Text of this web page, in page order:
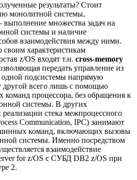
результаты? Стоит
монолитной системы,
выполнение множества задач на
системы и наличие
взаимодействия между ними.
характеристикам
z/OS входят т.н. cross-memory
передать управление из
одной подсистемы напрямую
другой всего лишь с помощью
команд процессора, без обращения к
системы. В других
стека межпроцессного
Communication, IPC) занимают
команд, включающих вызовы
системы. Именно посредством
взаимодействие
for z/OS с СУБД DB2 z/OS при
2.